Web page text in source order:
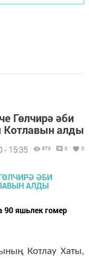
Гөлчирә әби
Котлавын алды
- 15:35 873 0 0
90 яшьлек гомер
Котлау Хаты,